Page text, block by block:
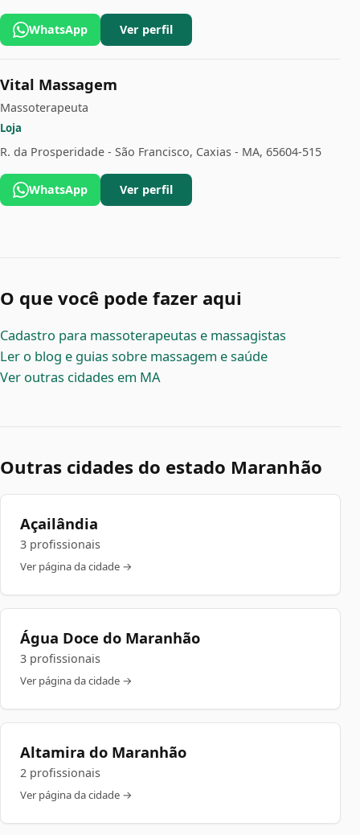
WhatsApp Ver perfil
Vital Massagem
Massoterapeuta
Loja
R. da Prosperidade - São Francisco, Caxias - MA, 65604-515
WhatsApp Ver perfil
O que você pode fazer aqui
Cadastro para massoterapeutas e massagistas
Ler o blog e guias sobre massagem e saúde
Ver outras cidades em MA
Outras cidades do estado Maranhão
Açailândia
3 profissionais
Ver página da cidade →
Água Doce do Maranhão
3 profissionais
Ver página da cidade →
Altamira do Maranhão
2 profissionais
Ver página da cidade →